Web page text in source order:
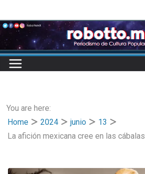
to
content
You are here:
Home
2024 junio
13
La afición mexicana cree en las cábalas